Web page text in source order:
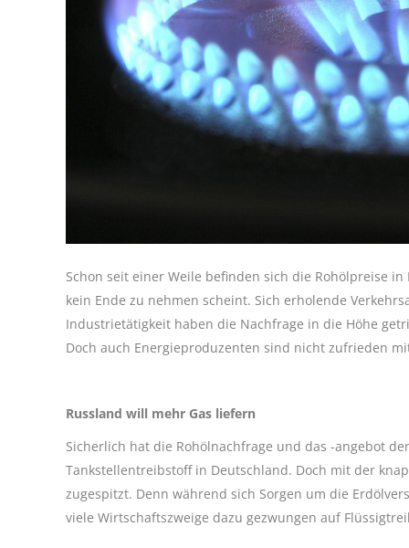
Schon seit einer Weile befinden sich die Rohölpreise
kein Ende zu nehmen scheint. Sich erholende
Industrietätigkeit haben die Nachfrage in die Höhe
Doch auch Energieproduzenten sind nicht zufrieden
Russland will mehr Gas liefern
Sicherlich hat die Rohölnachfrage und das -angebot
Tankstellentreibstoff in Deutschland. Doch mit der
zugespitzt. Denn während sich Sorgen um die
viele Wirtschaftszweige dazu gezwungen auf